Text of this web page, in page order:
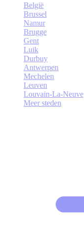
België
Brussel
Namur
Brugge
Gent
Luik
Durbuy
Antwerpen
Mechelen
Leuven
Louvain-La-Neuve
Meer steden